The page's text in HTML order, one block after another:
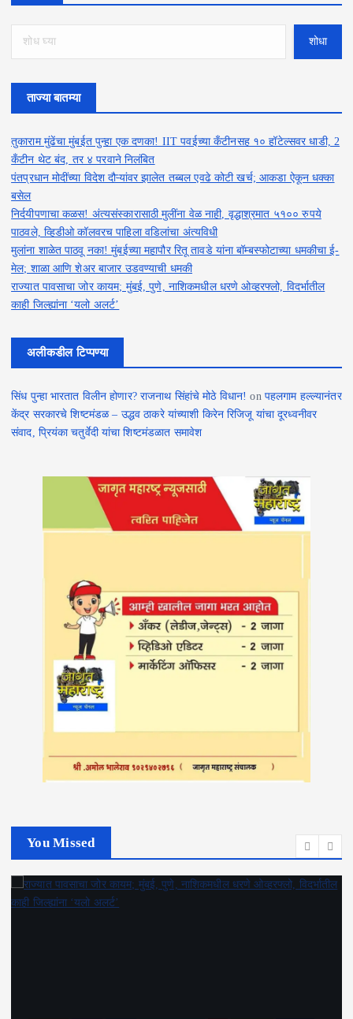
शोधा
ताज्या बातम्या
तुकाराम मुंढेंचा मुंबईत पुन्हा एक दणका! IIT पवईच्या कँटीनसह १० हॉटेल्सवर धाडी, 2
कँटीन थेट बंद, तर ४ परवाने निलंबित
पंतप्रधान मोदींच्या विदेश दौऱ्यांवर झालेत तब्बल एवढे कोटी खर्च; आकडा ऐकून धक्का
बसेल
निर्दयीपणाचा कळस! अंत्यसंस्कारासाठी मुलींना वेळ नाही, वृद्धाश्रमात ५१०० रुपये
पाठवले, व्हिडीओ कॉलवरच पाहिला वडिलांचा अंत्यविधी
मुलांना शाळेत पाठवू नका! मुंबईच्या महापौर रितू तावडे यांना बॉम्बस्फोटाच्या धमकीचा ई-
मेल; शाळा आणि शेअर बाजार उडवण्याची धमकी
राज्यात पावसाचा जोर कायम; मुंबई, पुणे, नाशिकमधील धरणे ओव्हरफ्लो, विदर्भातील
काही जिल्ह्यांना ‘यलो अलर्ट’
अलीकडील टिप्पण्या
सिंध पुन्हा भारतात विलीन होणार? राजनाथ सिंहांचे मोठे विधान! on पहलगाम हल्ल्यानंतर
केंद्र सरकारचे शिष्टमंडळ – उद्धव ठाकरे यांच्याशी किरेन रिजिजू यांचा दूरध्वनीवर
संवाद, प्रियंका चतुर्वेदी यांचा शिष्टमंडळात समावेश
You Missed